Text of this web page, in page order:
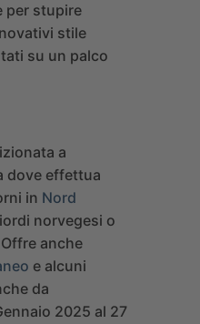
per stupire
stile
su un palco
a
dove effettua
in Nord
norvegesi o
anche
e alcuni
da
2025 al 27